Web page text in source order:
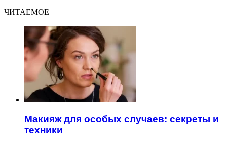
ЧИТАЕМОЕ
Макияж для особых случаев: секреты и
техники